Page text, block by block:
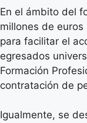
En el ámbito del
millones de
para facilitar el
egresados
Formación
contratación de
Igualmente, se